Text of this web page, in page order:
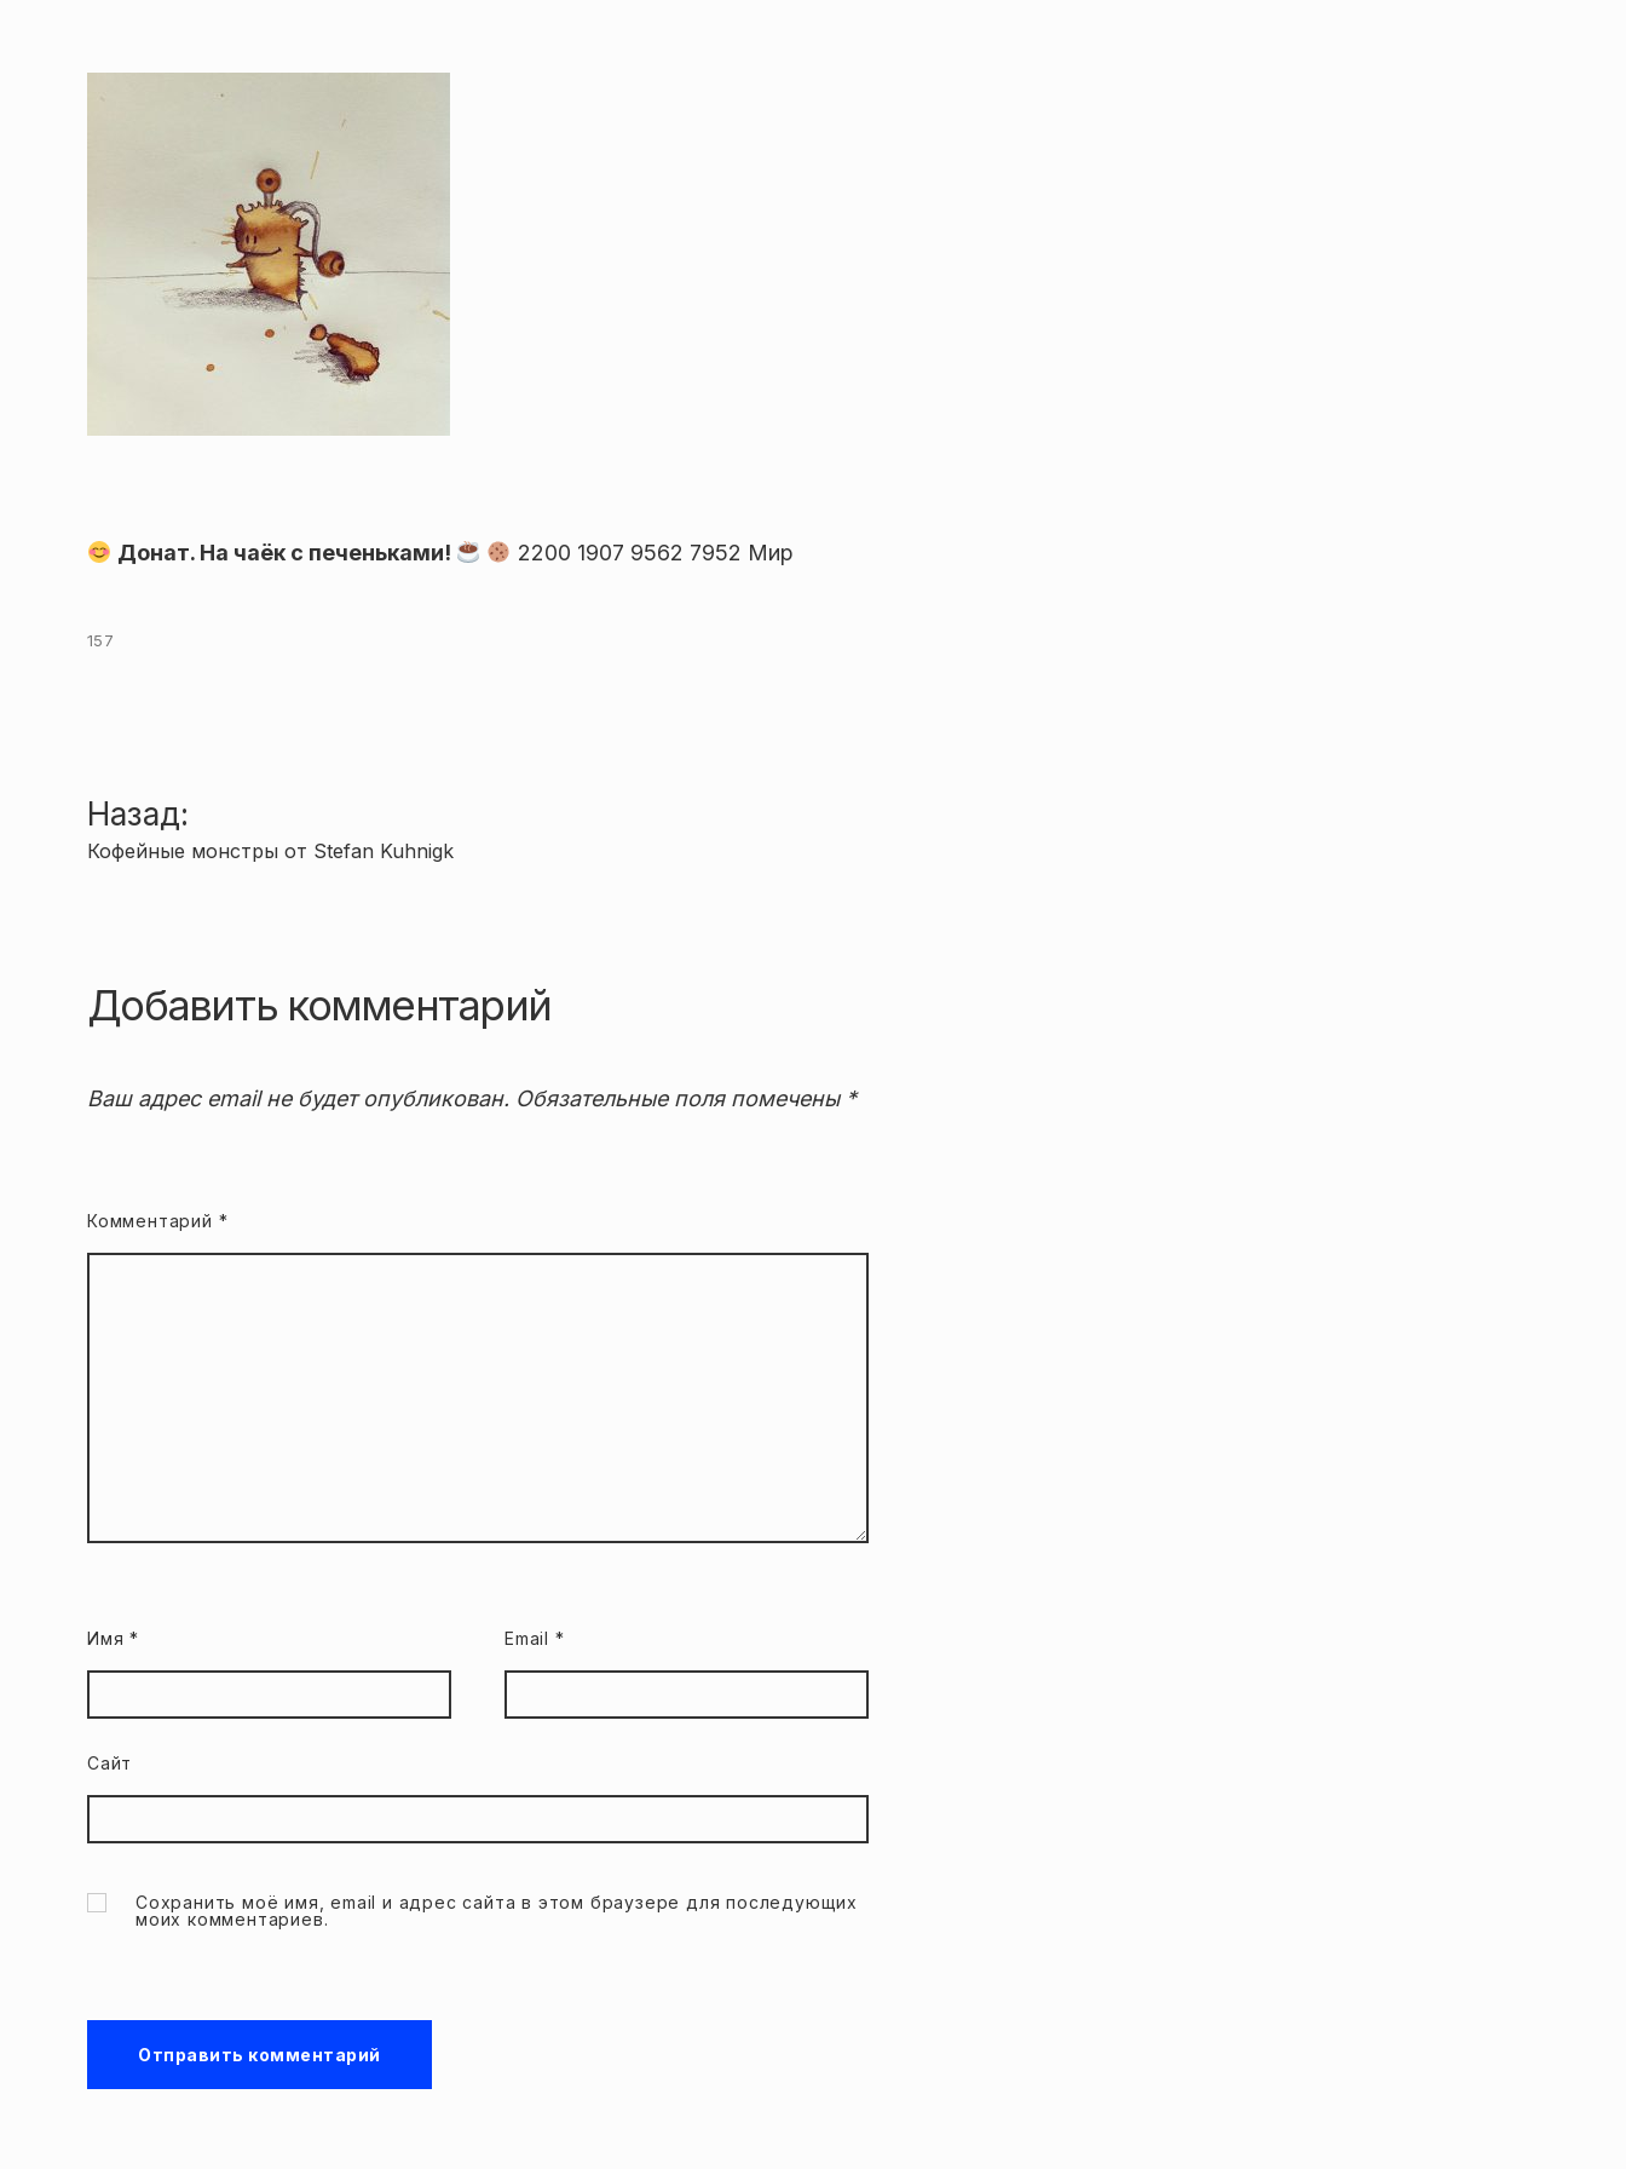
Донат. На чаёк с печеньками! 2200 1907 9562 7952 Мир
157
Навигация
Назад:
Кофейные монстры от Stefan Kuhnigk
Добавить комментарий
Ваш адрес email не будет опубликован. Обязательные поля помечены *
Комментарий *
Имя* Email *
Сайт
Сохранить моё имя, email и адрес сайта в этом браузере для последующих
моих комментариев.